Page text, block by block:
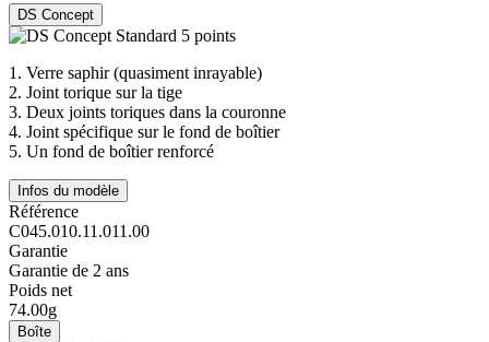
DS Concept
1. Verre saphir (quasiment inrayable)
2. Joint torique sur la tige
3. Deux joints toriques dans la couronne
4. Joint spécifique sur le fond de boîtier
5. Un fond de boîtier renforcé
Infos du modèle
Référence
C045.010.11.011.00
Garantie
Garantie de 2 ans
Poids net
74.00g
Boîte